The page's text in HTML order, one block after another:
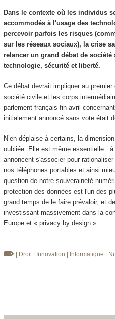
Dans le contexte où les individus
accommodés à l'usage des
percevoir parfois les risques
sur les réseaux sociaux), la crise
relancer un grand débat de
technologie, sécurité et liberté.
Ce débat devrait impliquer au
société civile et les corps
parlement français fin avril
initialement annoncé sans vote était
N’en déplaise à certains, la
oubliée. Elle est même essentielle : à
annoncent s'associer pour
nos téléphones portables et ainsi
question de notre souveraineté
protection des données est l'un des
grand temps de le faire prévaloir, et
investissant massivement dans la
Europe et « privacy by design ».
| Droit | Innovation | Informatique |